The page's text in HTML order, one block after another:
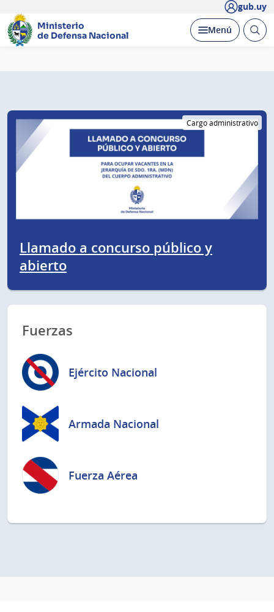
gub.uy
Ministerio
de Defensa Nacional
Desplegar
Menú Abrir
Cargo administrativo
Llamado a concurso público y
abierto
Fuerzas
Ejército Nacional
Armada Nacional
Fuerza Aérea